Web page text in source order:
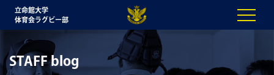
立命館大学
体育会ラグビー部
STAFF blog